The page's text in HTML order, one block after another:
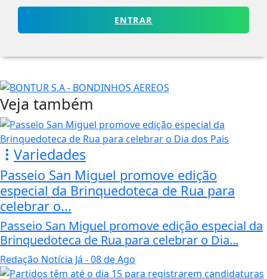
ENTRAR
Veja também
Variedades
Passeio San Miguel promove edição
especial da Brinquedoteca de Rua para
celebrar o...
Passeio San Miguel promove edição especial da
Brinquedoteca de Rua para celebrar o Dia...
Redação Notícia Já - 08 de Ago